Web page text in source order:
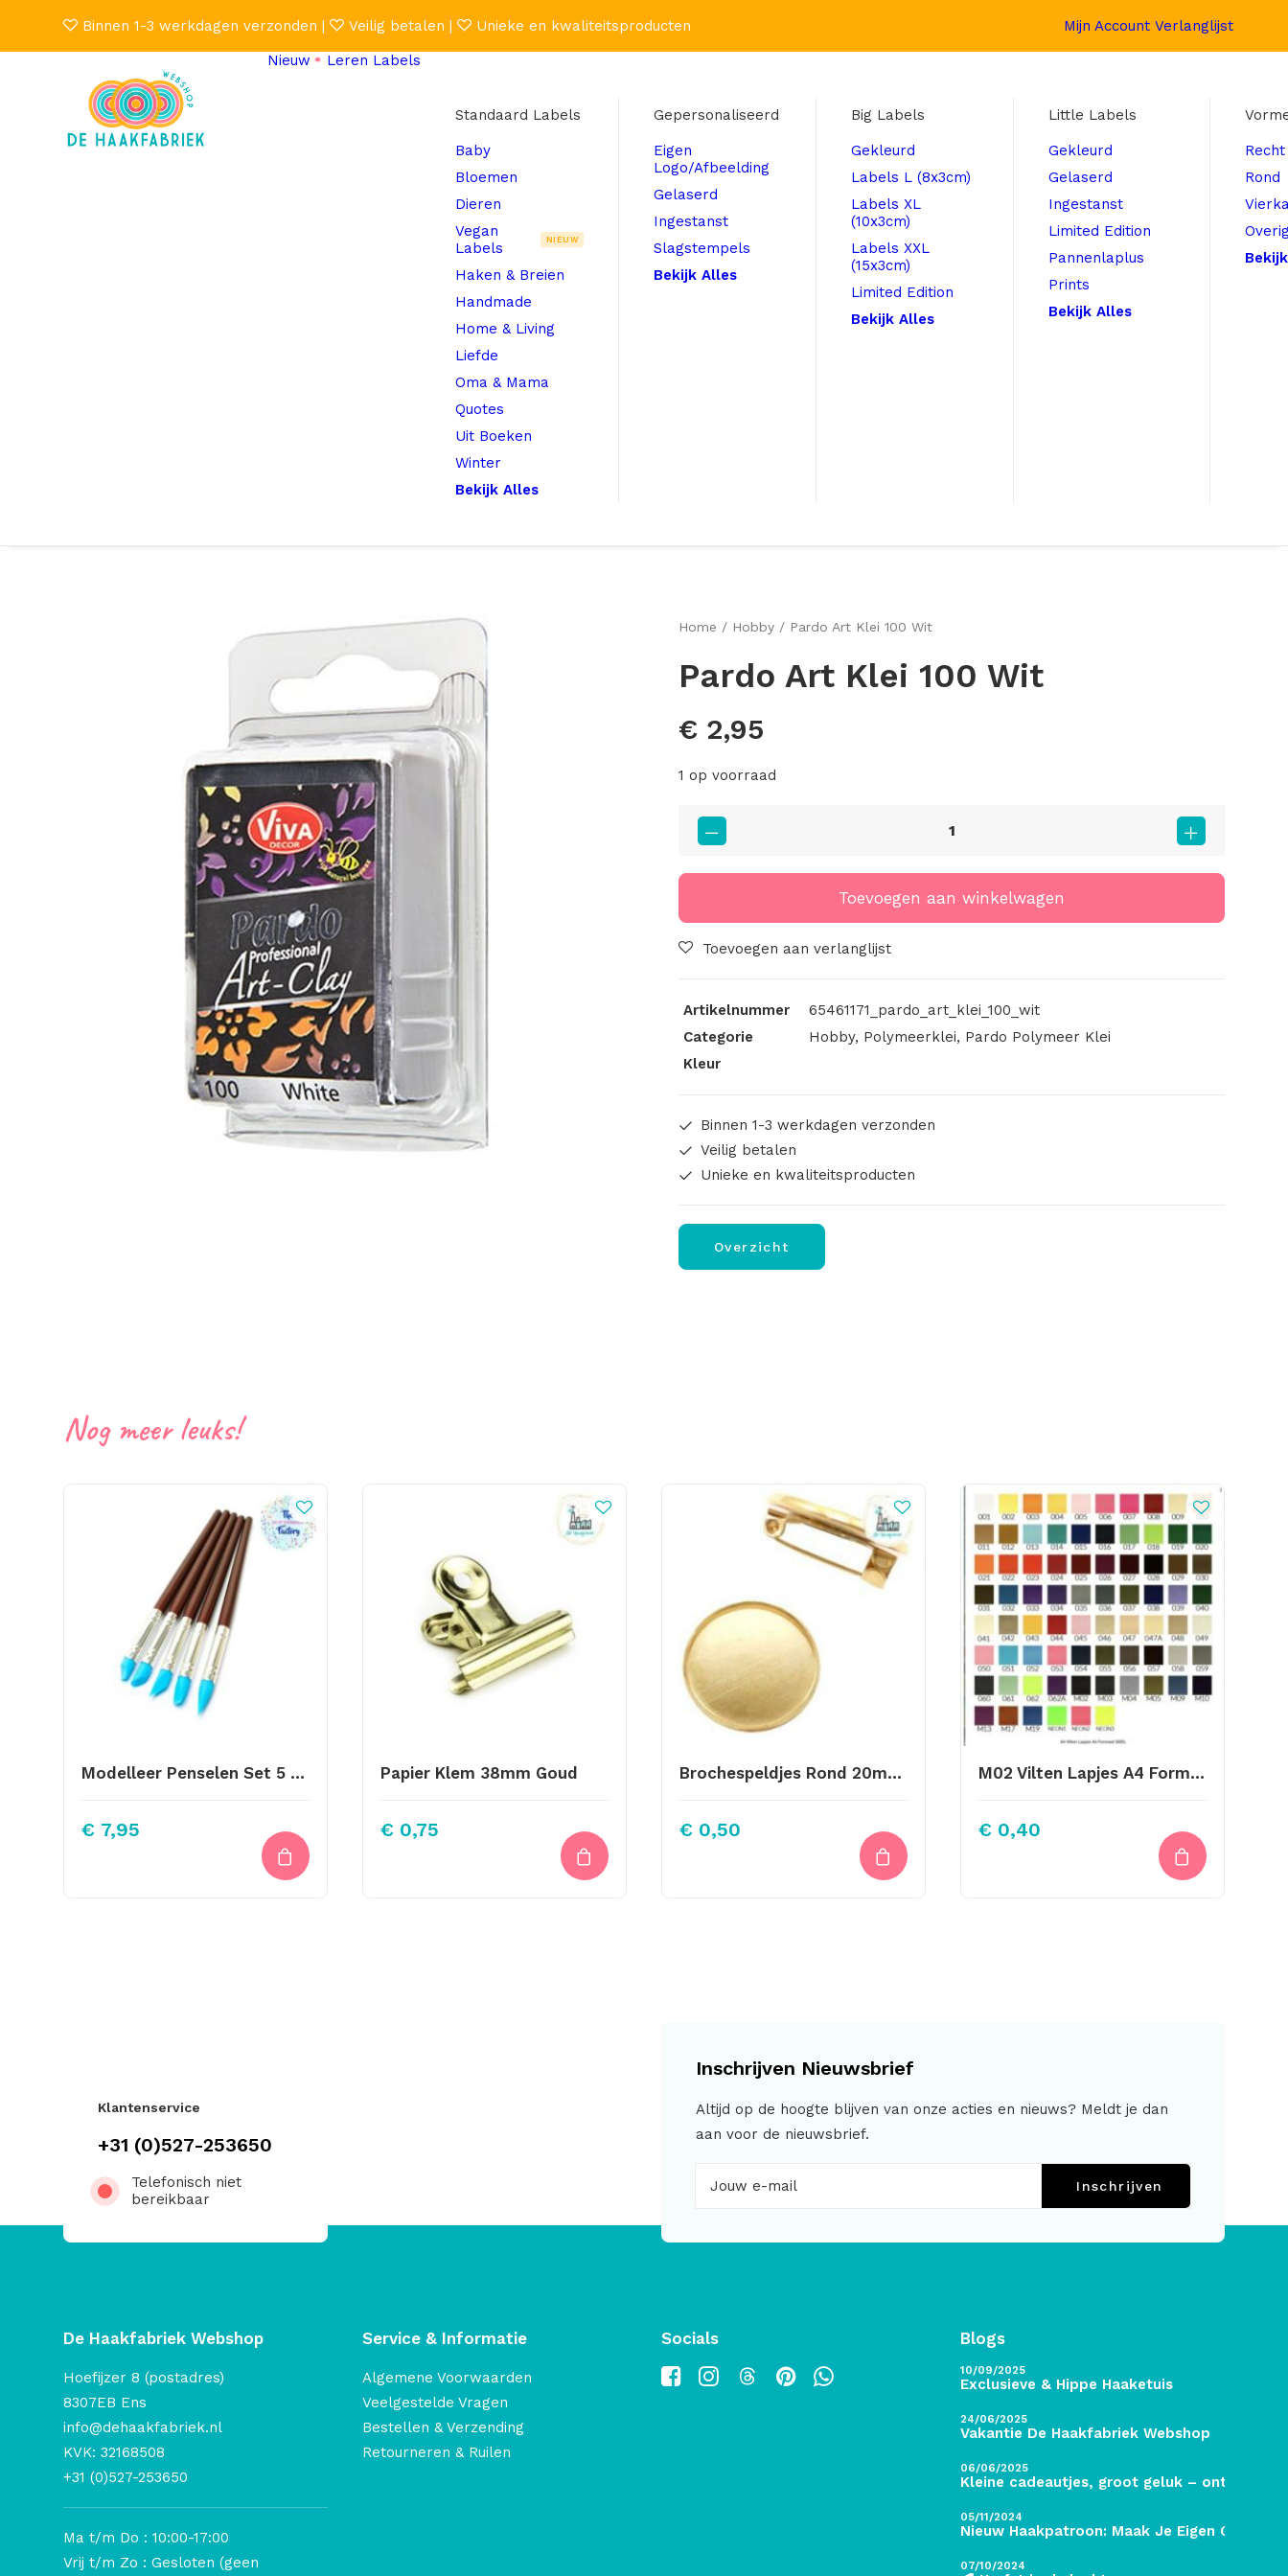
Binnen 1-3 werkdagen verzonden | Veilig betalen | Unieke en kwaliteitsproducten Mijn Account Verlanglijst
Nieuw
Leren Labels
Standaard Labels
Baby
Bloemen
Dieren
Vegan
Labels
NIEUW
Haken & Breien
Handmade
Home & Living
Liefde
Oma & Mama
Quotes
Uit Boeken
Winter
Bekijk Alles
Gepersonaliseerd
Eigen
Logo/Afbeelding
Gelaserd
Ingestanst
Slagstempels
Bekijk Alles
Big Labels
Gekleurd
Labels L (8x3cm)
Labels XL
(10x3cm)
Labels XXL
(15x3cm)
Limited Edition
Bekijk Alles
Little Labels
Gekleurd
Gelaserd
Ingestanst
Limited Edition
Pannenlaplus
Prints
Bekijk Alles
Recht
Rond
Home Hobby Pardo Art Klei 100 Wit
Pardo Art Klei 100 Wit
€ 2,95
1 op voorraad
Pardo
Art
Wit
aantal
Toevoegen aan winkelwagen
Toevoegen aan verlanglijst
Artikelnummer
65461171_pardo_art_klei_100_wit
Categorie
Hobby, Polymeerklei, Pardo Polymeer Klei
Kleur
Binnen 1-3 werkdagen verzonden
Veilig betalen
Unieke en kwaliteitsproducten
Overzicht
Nog meer leuks!
Modelleer Penselen Set 5 Stuks
€ 7,95
Papier Klem 38mm Goud
€ 0,75
Brochespeldjes Rond 20mm Goud
€ 0,50
M02 Vilten Lapjes A4 Formaat Licht Antraciet
€ 0,40
Klantenservice
+31 (0)527-253650
Telefonisch niet
bereikbaar
Inschrijven Nieuwsbrief
Altijd op de hoogte blijven van onze acties en nieuws? Meldt je dan
aan voor de nieuwsbrief.
Inschrijven
De Haakfabriek Webshop
Hoefijzer 8 (postadres)
8307EB Ens
info@dehaakfabriek.nl
KVK: 32168508
+31 (0)527-253650
Ma t/m Do : 10:00-17:00
Vrij t/m Zo : Gesloten (geen
Service & Informatie
Algemene Voorwaarden
Veelgestelde Vragen
Bestellen & Verzending
Retourneren & Ruilen
Socials Blogs
10/09/2025
Exclusieve & Hippe Haaketuis
24/06/2025
Vakantie De Haakfabriek Webshop
06/06/2025
Kleine cadeautjes, groot geluk – ontdek de
05/11/2024
Nieuw Haakpatroon: Maak Je Eigen Gave
07/10/2024